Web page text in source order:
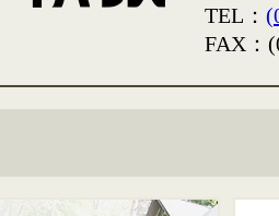
TEL：
FAX：